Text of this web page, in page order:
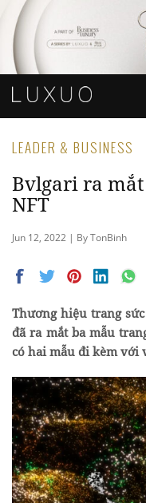
LEADER & BUSINESS
Bvlgari ra
NFT
Jun 12, 2022 | By TonBinh
Thương hiệu trang
đã ra mắt ba mẫu
có hai mẫu đi kèm với